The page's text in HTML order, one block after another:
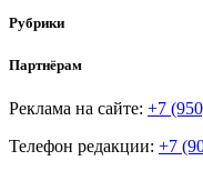
Рубрики
Партнёрам
Реклама на сайте: +7
Телефон редакции: +7